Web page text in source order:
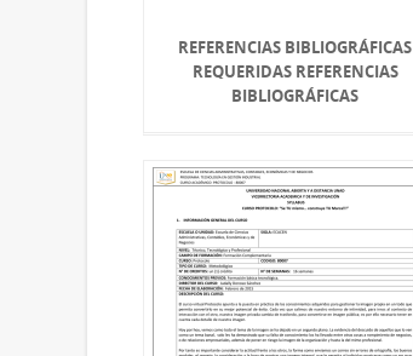
REFERENCIAS BIBLIOGRÁFICAS
REQUERIDAS REFERENCIAS
BIBLIOGRÁFICAS